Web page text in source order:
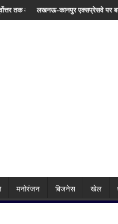
जानिए दिल्ली समेत देशभर का मौसम
एक्सप्रेसवे पर बड़ा फैसला! बार-बार धंसने के
मनोरंजन बिजनेस खेल